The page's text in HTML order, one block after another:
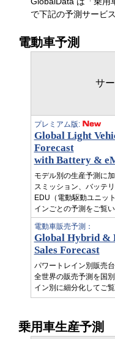
で下記の予測サービ
電動車予測
サ
プレミアム版:
Global Light
Forecast
with Battery &
モデル別の生産予測に
スミッション、バッテ
EDU（電動駆動ユニッ
インごとの予測をご覧い
電動車販売予測：
Global Hybrid &
Sales Forecast
パワートレイン別販売
全世界の販売予測を国
イン別に細分化してご覧
乗用車生産予測